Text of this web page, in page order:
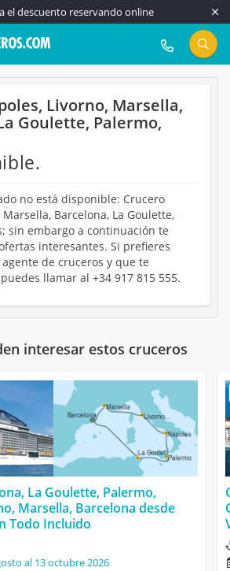
el descuento reservando online
917 815 555
Livorno, Marsella,
Goulette, Palermo,
no está disponible: Crucero
Barcelona, La Goulette,
sin embargo a continuación te
interesantes. Si prefieres
de cruceros y que te
llamar al +34 917 815 555.
interesar estos cruceros
La Goulette, Palermo,
Marsella, Barcelona desde
Todo Incluido
al 13 octubre 2026